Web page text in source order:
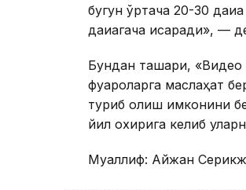
бугун ўртача 20-30
дақиқагача қисқаради»,
Бундан ташқари,
фуқароларга маслаҳат
туриб олиш имконини
йил охирига келиб
Муаллиф: Айжан